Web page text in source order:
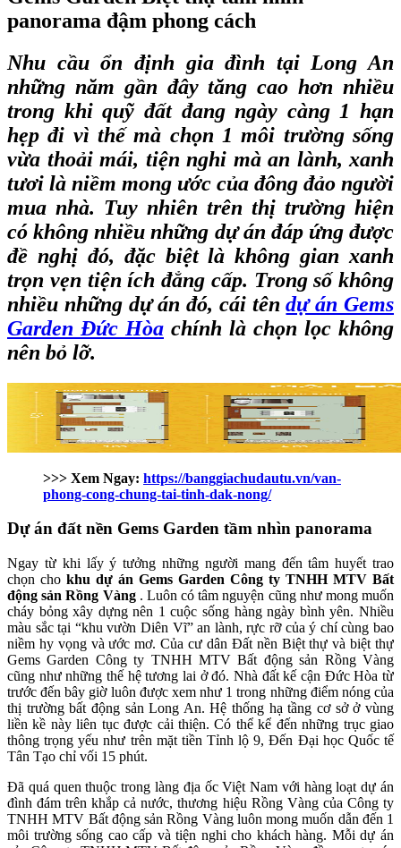
panorama đậm phong cách
Nhu cầu ổn định gia đình tại Long An
những năm gần đây tăng cao hơn nhiều
trong khi quỹ đất đang ngày càng 1 hạn
hẹp đi vì thế mà chọn 1 môi trường sống
vừa thoải mái, tiện nghi mà an lành, xanh
tươi là niềm mong ước của đông đảo người
mua nhà. Tuy nhiên trên thị trường hiện
có không nhiều những dự án đáp ứng được
đề nghị đó, đặc biệt là không gian xanh
trọn vẹn tiện ích đẳng cấp. Trong số không
nhiều những dự án đó, cái têndự án Gems
Garden Đức Hòa chính là chọn lọc không
nên bỏ lỡ.
>>> Xem Ngay: https://banggiachudautu.vn/van-
phong-cong-chung-tai-tinh-dak-nong/
Dự án đất nền Gems Garden tầm nhìn panorama
Ngay từ khi lấy ý tưởng những người mang đến tâm huyết trao
chọn cho khu dự án Gems Garden Công ty TNHH MTV Bất
động sản Rồng Vàng. Luôn có tâm nguyện cũng như mong muốn
cháy bỏng xây dựng nên 1 cuộc sống hàng ngày bình yên. Nhiều
màu sắc tại “khu vườn Diên Vĩ” an lành, rực rỡ của ý chí cùng bao
niềm hy vọng và ước mơ. Của cư dân Đất nền Biệt thự và biệt thự
Gems Garden Công ty TNHH MTV Bất động sản Rồng Vàng
cũng như những thế hệ tương lai ở đó. Nhà đất kế cận Đức Hòa từ
trước đến bây giờ luôn được xem như 1 trong những điểm nóng của
thị trường bất động sản Long An. Hệ thống hạ tầng cơ sở ở vùng
liền kề này liên tục được cải thiện. Có thể kể đến những trục giao
thông trọng yếu như trên mặt tiền Tỉnh lộ 9, Đến Đại học Quốc tế
Tân Tạo chỉ vối 15 phút.
Đã quá quen thuộc trong làng địa ốc Việt Nam với hàng loạt dự án
đình đám trên khắp cả nước, thương hiệu Rồng Vàng của Công ty
TNHH MTV Bất động sản Rồng Vàng luôn mong muốn dẫn đến 1
môi trường sống cao cấp và tiện nghi cho khách hàng. Mỗi dự án